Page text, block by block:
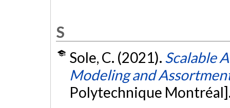
S
Sole, C. (2021). Scalable
Modeling and
Polytechnique